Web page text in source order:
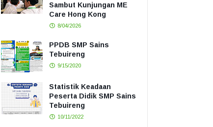
Sambut Kunjungan ME
Care Hong Kong
8/04/2026
PPDB SMP Sains
Tebuireng
9/15/2020
Statistik Keadaan
Peserta Didik SMP Sains
Tebuireng
10/11/2022